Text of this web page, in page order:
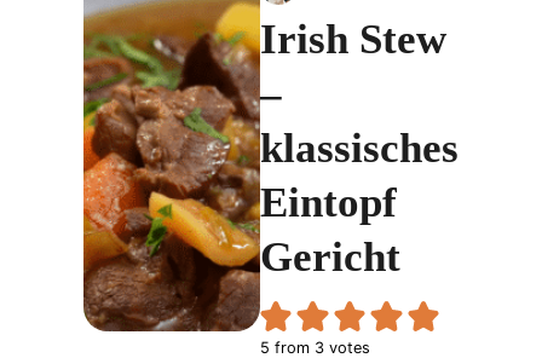
Irish Stew
–
klassisches
Eintopf
Gericht
5 from 3 votes